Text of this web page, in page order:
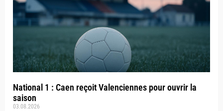
National 1 : Caen reçoit Valenciennes pour ouvrir la
saison
03.08.2026